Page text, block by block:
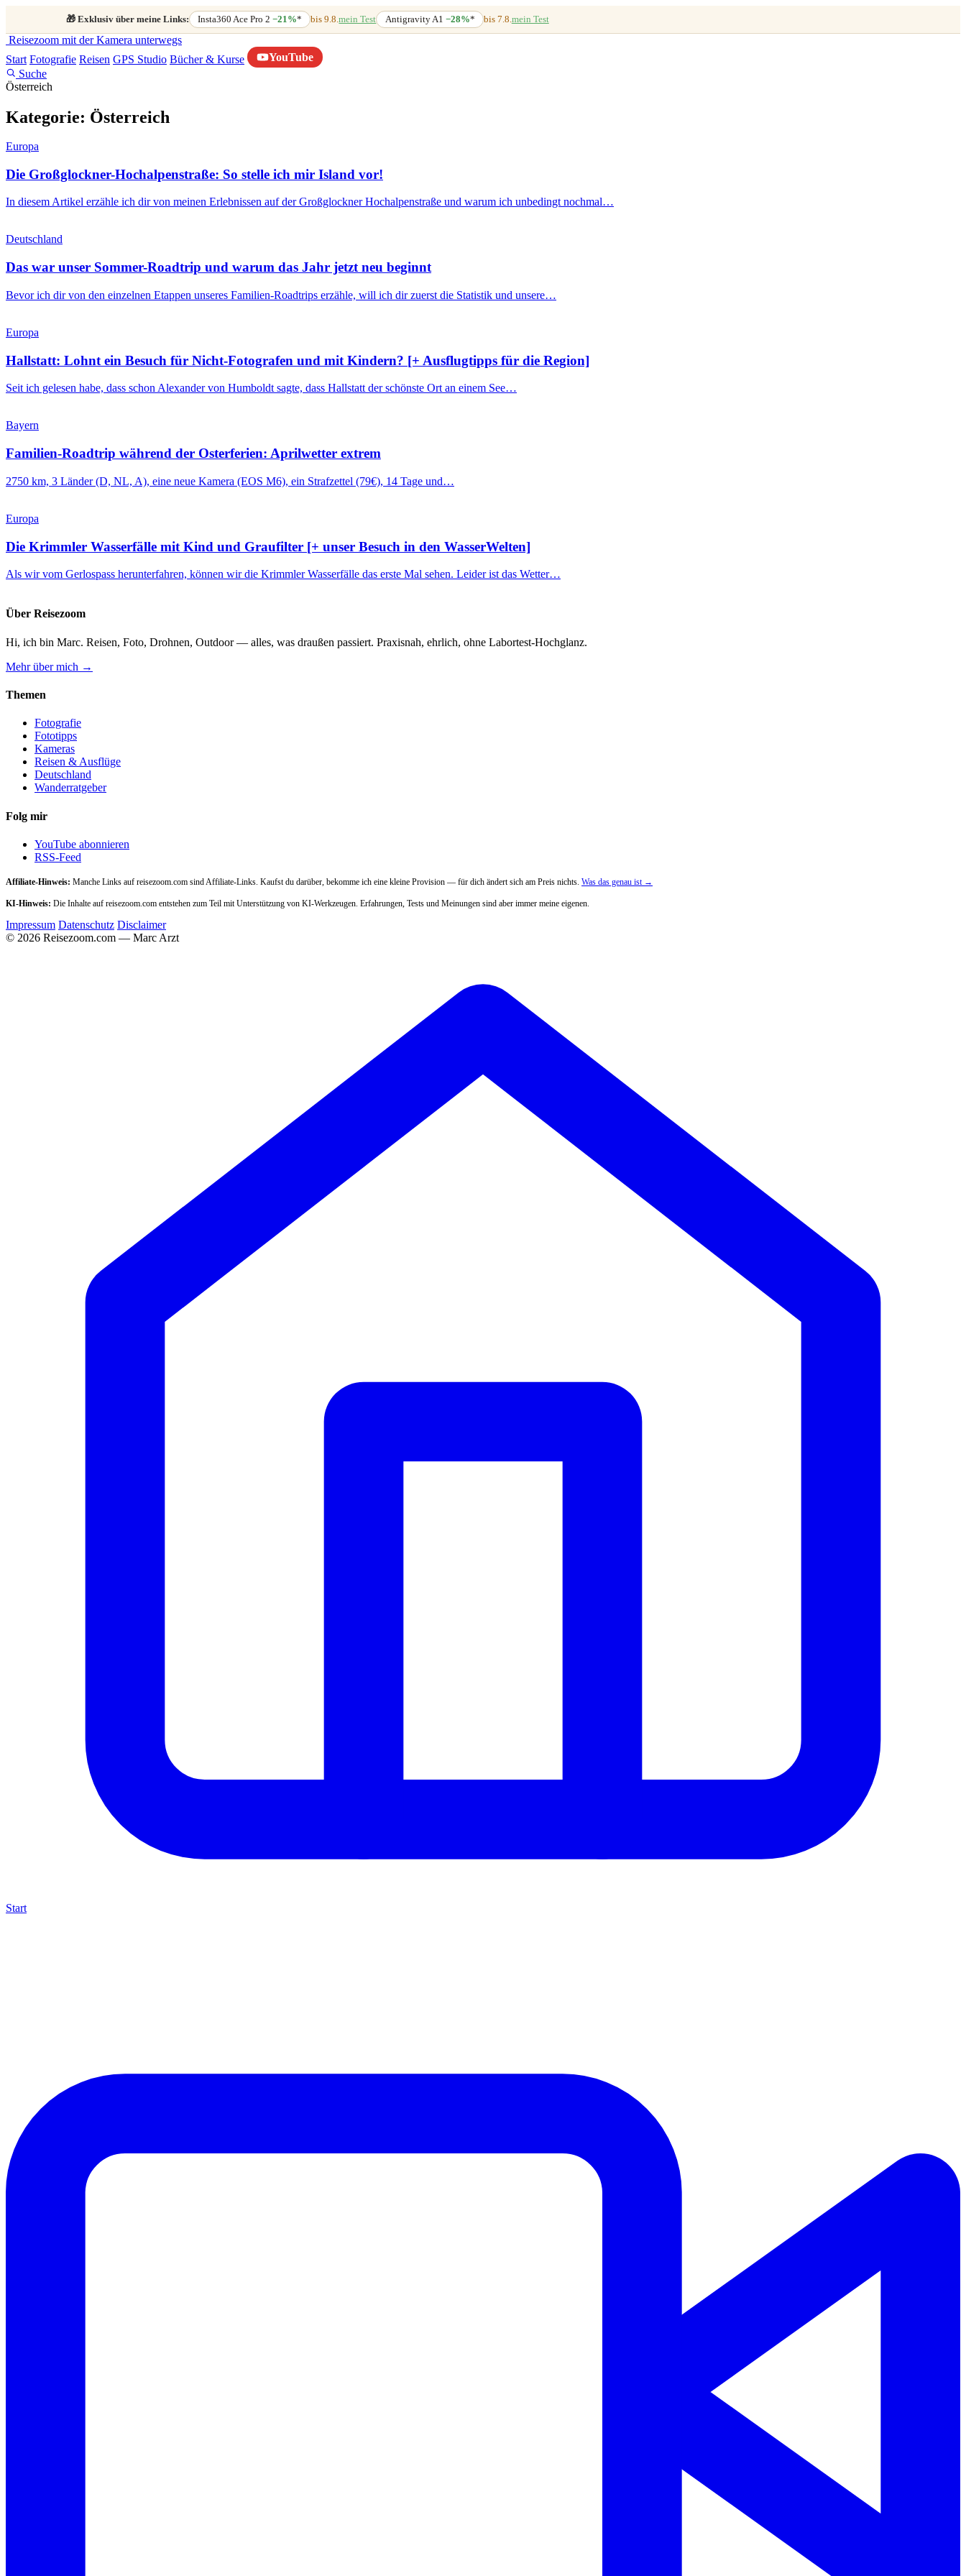
🎁 Exklusiv über meine Links: Insta360 Ace Pro 2−21%* bis 9.8.mein Test Antigravity A1 −28%* bis 7.8.mein Test
Reisezoom mit der Kamera unterwegs
Start Fotografie Reisen GPS Studio Bücher & Kurse
YouTube
Suche
Österreich
Kategorie: Österreich
Europa
Die Großglockner-Hochalpenstraße: So stelle ich mir Island vor!
In diesem Artikel erzähle ich dir von meinen Erlebnissen auf der Großglockner Hochalpenstraße und warum ich unbedingt nochmal…
Deutschland
Das war unser Sommer-Roadtrip und warum das Jahr jetzt neu beginnt
Bevor ich dir von den einzelnen Etappen unseres Familien-Roadtrips erzähle, will ich dir zuerst die Statistik und unsere…
Europa
Hallstatt: Lohnt ein Besuch für Nicht-Fotografen und mit Kindern? [+ Ausflugtipps für die Region]
Seit ich gelesen habe, dass schon Alexander von Humboldt sagte, dass Hallstatt der schönste Ort an einem See…
Bayern
Familien-Roadtrip während der Osterferien: Aprilwetter extrem
2750 km, 3 Länder (D, NL, A), eine neue Kamera (EOS M6), ein Strafzettel (79€), 14 Tage und…
Europa
Die Krimmler Wasserfälle mit Kind und Graufilter [+ unser Besuch in den WasserWelten]
Als wir vom Gerlospass herunterfahren, können wir die Krimmler Wasserfälle das erste Mal sehen. Leider ist das Wetter…
Über Reisezoom
Hi, ich bin Marc. Reisen, Foto, Drohnen, Outdoor — alles, was draußen passiert. Praxisnah, ehrlich, ohne Labortest-Hochglanz.
Mehr über mich →
Themen
Fotografie
Fototipps
Kameras
Reisen & Ausflüge
Deutschland
Wanderratgeber
Folg mir
YouTube abonnieren
RSS-Feed
Affiliate-Hinweis: Manche Links auf reisezoom.com sind Affiliate-Links. Kaufst du darüber, bekomme ich eine kleine Provision — für dich ändert sich am Preis nichts. Was das genau ist →
KI-Hinweis: Die Inhalte auf reisezoom.com entstehen zum Teil mit Unterstützung von KI-Werkzeugen. Erfahrungen, Tests und Meinungen sind aber immer meine eigenen.
Impressum Datenschutz Disclaimer
© 2026 Reisezoom.com — Marc Arzt
Start